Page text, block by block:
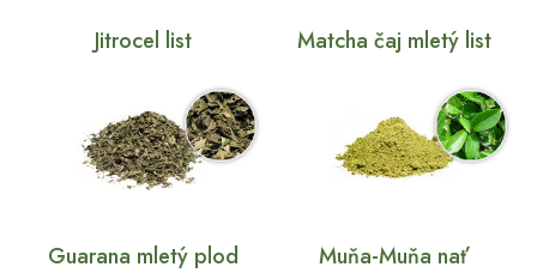
Jitrocel list Matcha čaj mletý list
Guarana mletý plod Muňa-Muňa nať